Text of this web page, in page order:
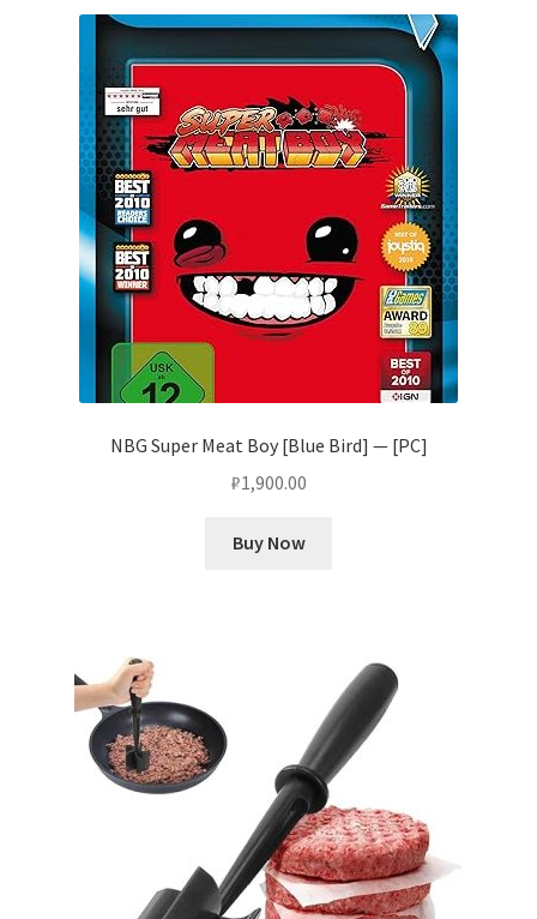
NBG Super Meat Boy [Blue Bird] — [PC]
₽1,900.00
Buy Now